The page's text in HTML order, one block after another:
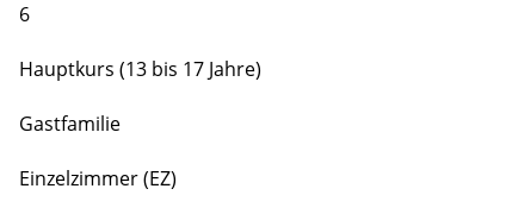
6
Hauptkurs (13 bis 17 Jahre)
Gastfamilie
Einzelzimmer (EZ)